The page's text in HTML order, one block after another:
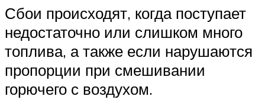
Сбои происходят, когда поступает
недостаточно или слишком много
топлива, а также если нарушаются
пропорции при смешивании
горючего с воздухом.